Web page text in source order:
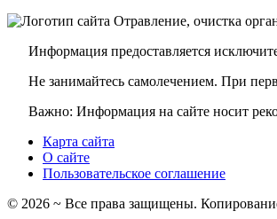
Информация предоставляется
Не занимайтесь самолечением. При
Важно: Информация на сайте носит
Карта сайта
О сайте
Пользовательское соглашение
© 2026 ~ Все права защищены.